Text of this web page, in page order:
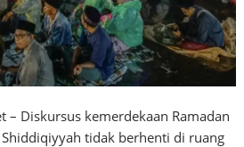
– Diskursus kemerdekaan Ramadan
tidak berhenti di ruang